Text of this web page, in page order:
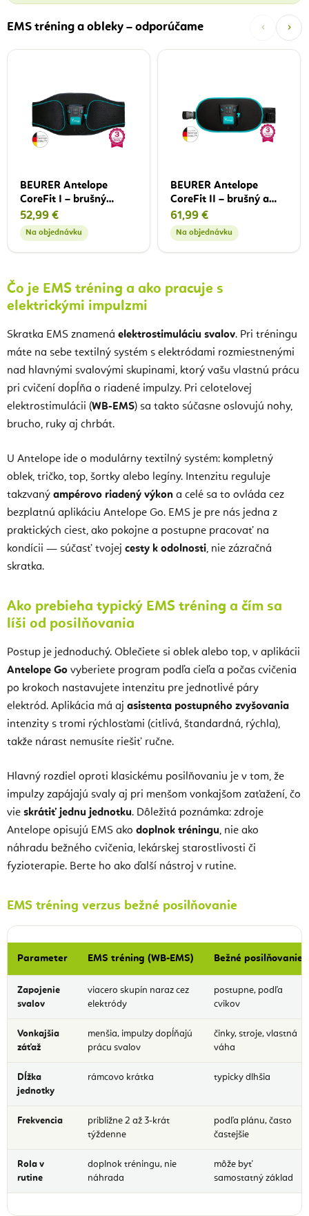
EMS tréning a obleky – odporúčame ‹ ›
BEURER Antelope
CoreFit I – brušný
tonizačný EMS pás
52,99 €
Na objednávku
BEURER Antelope
CoreFit II – brušný a
chrbtový tonizačný EMS
pás
61,99 €
Na objednávku
Čo je EMS tréning a ako pracuje s
elektrickými impulzmi
Skratka EMS znamená elektrostimuláciu svalov. Pri tréningu
máte na sebe textilný systém s elektródami rozmiestnenými
nad hlavnými svalovými skupinami, ktorý vašu vlastnú prácu
pri cvičení dopĺňa o riadené impulzy. Pri celotelovej
elektrostimulácii (WB-EMS) sa takto súčasne oslovujú nohy,
brucho, ruky aj chrbát.
U Antelope ide o modulárny textilný systém: kompletný
oblek, tričko, top, šortky alebo legíny. Intenzitu reguluje
takzvaný ampérovo riadený výkon a celé sa to ovláda cez
bezplatnú aplikáciu Antelope Go. EMS je pre nás jedna z
praktických ciest, ako pokojne a postupne pracovať na
kondícii — súčasť tvojej cesty k odolnosti, nie zázračná
skratka.
Ako prebieha typický EMS tréning a čím sa
líši od posilňovania
Postup je jednoduchý. Oblečiete si oblek alebo top, v aplikácii
Antelope Go vyberiete program podľa cieľa a počas cvičenia
po krokoch nastavujete intenzitu pre jednotlivé páry
elektród. Aplikácia má aj asistenta postupného zvyšovania
intenzity s tromi rýchlosťami (citlivá, štandardná, rýchla),
takže nárast nemusíte riešiť ručne.
Hlavný rozdiel oproti klasickému posilňovaniu je v tom, že
impulzy zapájajú svaly aj pri menšom vonkajšom zaťažení, čo
vie skrátiť jednu jednotku. Dôležitá poznámka: zdroje
Antelope opisujú EMS ako doplnok tréningu, nie ako
náhradu bežného cvičenia, lekárskej starostlivosti či
fyzioterapie. Berte ho ako ďalší nástroj v rutine.
EMS tréning verzus bežné posilňovanie
Parameter EMS tréning (WB-EMS) Bežné posilňovanie
Zapojenie
svalov
viacero skupín naraz cez
elektródy
postupne, podľa
cvikov
Vonkajšia
záťaž
menšia, impulzy dopĺňajú
prácu svalov
činky, stroje, vlastná
váha
Dĺžka
jednotky
rámcovo krátka typicky dlhšia
Frekvencia
približne 2 až 3-krát
týždenne
podľa plánu, často
častejšie
Rola v
rutine
doplnok tréningu, nie
náhrada
môže byť
samostatný základ